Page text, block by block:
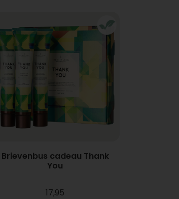
Brievenbus cadeau Thank
You
17,95